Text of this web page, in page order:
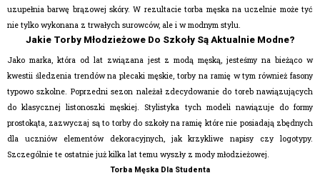
uzupełnia barwę brązowej skóry. W rezultacietorba męskana uczelnie może tyć
nie tylko wykonana z trwałych surowców, ale i w modnym stylu.
Jakie Torby Młodzieżowe Do Szkoły Są Aktualnie Modne?
Jako marka, która od lat związana jest z modą męską, jesteśmy na bieżąco w
kwestii śledzenia trendów naplecaki męskie, torby na ramię w tym również fasony
typowo szkolne. Poprzedni sezon należał zdecydowanie do toreb nawiązujących
do klasycznejlistonoszki męskiej. Stylistyka tych modeli nawiązuje do formy
prostokąta, zazwyczaj są to torby do szkoły na ramię które nie posiadają zbędnych
dla uczniów elementów dekoracyjnych, jak krzykliwe napisy czy logotypy.
Szczególnie te ostatnie już kilka lat temu wyszły z mody młodzieżowej.
Torba Męska Dla Studenta